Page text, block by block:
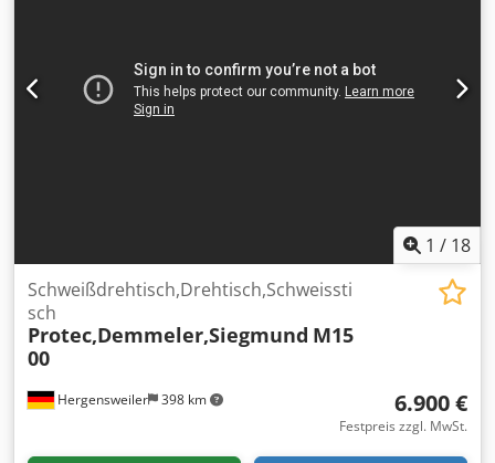
1 / 18
Hergensweiler 398 km
Schweißdrehtisch,Drehtisch,Schweissti
sch
Protec,Demmeler,Siegmund M15
00
6.900 €
Festpreis zzgl. MwSt.